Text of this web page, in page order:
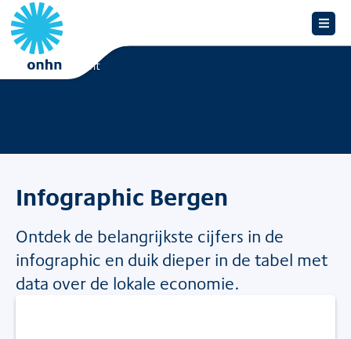
Overzicht
Infographic Bergen
Ontdek de belangrijkste cijfers in de
infographic en duik dieper in de tabel met
data over de lokale economie.